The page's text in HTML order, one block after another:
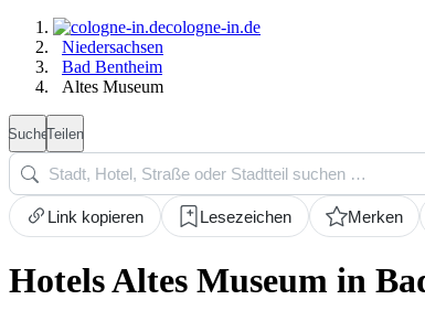
cologne-in.de
Niedersachsen
Bad Bentheim
Altes Museum
SucheTeilen
Link kopieren Lesezeichen Merken
Hotels Altes Museum in